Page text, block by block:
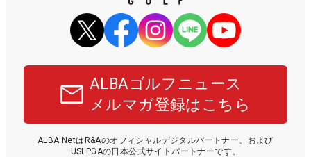
ALBAゴルフニュース
メルマガ登録はこちら
ALBA NetはR&Aのオフィシャルデジタルパートナー、および
USLPGAの日本公式サイトパートナーです。